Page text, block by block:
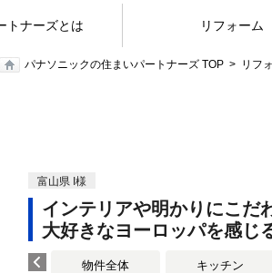
トナーズとは リフォーム
パナソニックの住まいパートナーズ TOP リフ
富山県 I様
インテリアや明かりにこだ
大好きなヨーロッパを感じ
物件全体 キッチン